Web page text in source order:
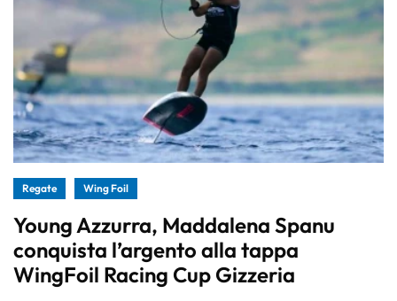
Regate Wing Foil
Young Azzurra, Maddalena Spanu
conquista l’argento alla tappa
WingFoil Racing Cup Gizzeria